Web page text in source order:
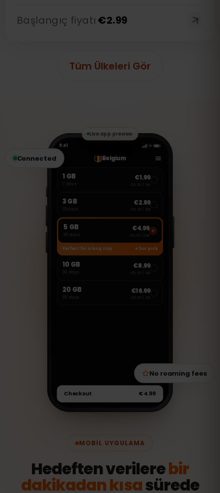
Başlangıç fiyatı €2.99
Tüm Ülkeleri Gör